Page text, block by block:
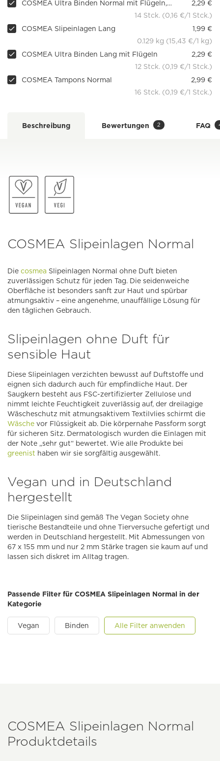
COSMEA Ultra Binden Normal mit Flügeln, 14 Stück
2,29 €
14 Stck. (0,16 €/1 Stck.)
COSMEA Slipeinlagen Lang
1,99 €
0.129 kg (15,43 €/1 kg)
COSMEA Ultra Binden Lang mit Flügeln
2,29 €
12 Stck. (0,19 €/1 Stck.)
COSMEA Tampons Normal
2,99 €
16 Stck. (0,19 €/1 Stck.)
Beschreibung Bewertungen 2 FAQ
COSMEA Slipeinlagen Normal
Die cosmea Slipeinlagen Normal ohne Duft bieten
zuverlässigen Schutz für jeden Tag. Die seidenweiche
Oberfläche ist besonders sanft zur Haut und spürbar
atmungsaktiv – eine angenehme, unauffällige Lösung für
den täglichen Gebrauch.
Slipeinlagen ohne Duft für
sensible Haut
Diese Slipeinlagen verzichten bewusst auf Duftstoffe und
eignen sich dadurch auch für empfindliche Haut. Der
Saugkern besteht aus FSC-zertifizierter Zellulose und
nimmt leichte Feuchtigkeit zuverlässig auf, der dreilagige
Wäscheschutz mit atmungsaktivem Textilvlies schirmt die
Wäsche vor Flüssigkeit ab. Die körpernahe Passform sorgt
für sicheren Sitz. Dermatologisch wurden die Einlagen mit
der Note „sehr gut“ bewertet. Wie alle Produkte bei
greenist haben wir sie sorgfältig ausgewählt.
Vegan und in Deutschland
hergestellt
Die Slipeinlagen sind gemäß The Vegan Society ohne
tierische Bestandteile und ohne Tierversuche gefertigt und
werden in Deutschland hergestellt. Mit Abmessungen von
67 x 155 mm und nur 2 mm Stärke tragen sie kaum auf und
lassen sich diskret im Alltag tragen.
Passende Filter für COSMEA Slipeinlagen Normal in der
Kategorie
Vegan Binden Alle Filter anwenden
COSMEA Slipeinlagen Normal
Produktdetails